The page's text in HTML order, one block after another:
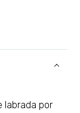
labrada por